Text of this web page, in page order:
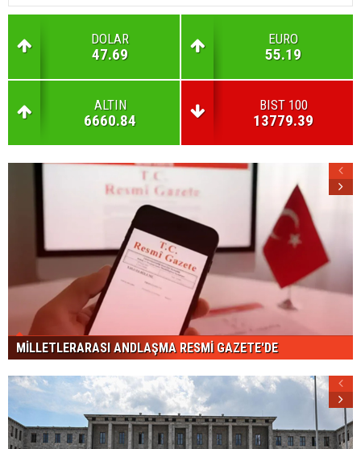
DOLAR
47.69
EURO
55.19
ALTIN
6660.84
BIST 100
13779.39
MİLLETLERARASI ANDLAŞMA RESMİ GAZETE'DE